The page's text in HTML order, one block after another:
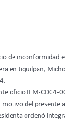
de inconformidad
en Jiquilpan,
oficio IEM-CD04-
del presente
ordenó